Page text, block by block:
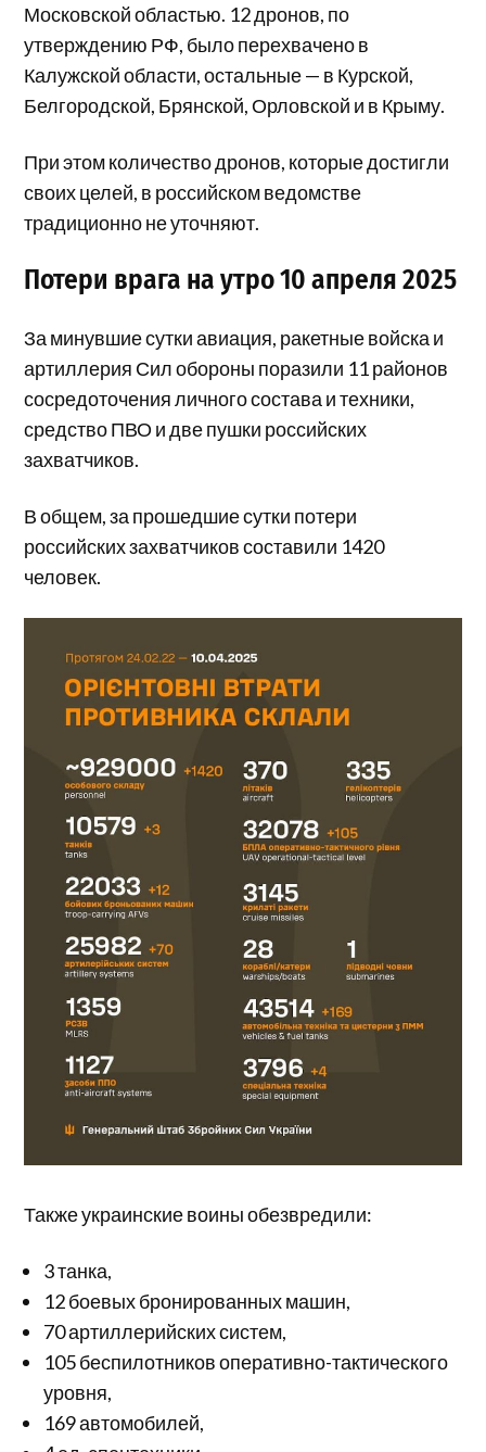
Московской областью. 12 дронов, по
утверждению РФ, было перехвачено в
Калужской области, остальные — в Курской,
Белгородской, Брянской, Орловской и в Крыму.
При этом количество дронов, которые достигли
своих целей, в российском ведомстве
традиционно не уточняют.
Потери врага на утро 10 апреля 2025
За минувшие сутки авиация, ракетные войска и
артиллерия Сил обороны поразили 11 районов
сосредоточения личного состава и техники,
средство ПВО и две пушки российских
захватчиков.
В общем, за прошедшие сутки потери
российских захватчиков составили 1420
человек.
Также украинские воины обезвредили:
3 танка,
12 боевых бронированных машин,
70 артиллерийских систем,
105 беспилотников оперативно-тактического
уровня,
169 автомобилей,